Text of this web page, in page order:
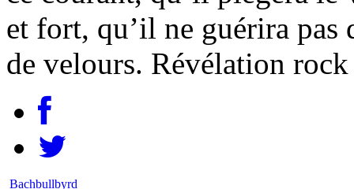
et fort, qu’il ne guérira pas
de velours. Révélation rock
Bachbullbyrd